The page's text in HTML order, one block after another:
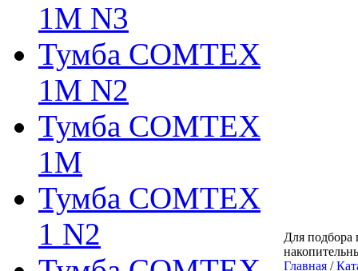
1М N3
Тумба COMTEX
1М N2
Тумба COMTEX
1М
Тумба COMTEX
1 N2
Для подбора
Главная /